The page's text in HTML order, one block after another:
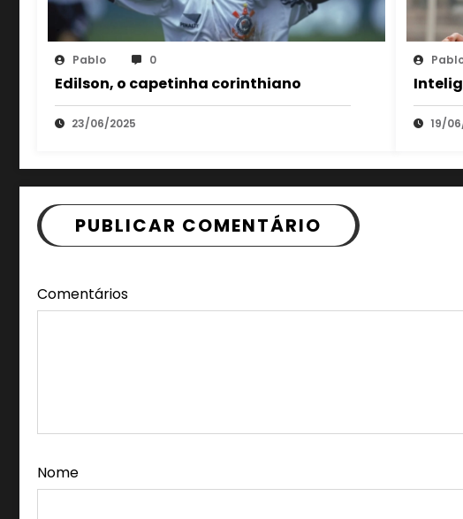
Pablo 0
Edilson, o capetinha corinthiano
23/06/2025 19/
PUBLICAR COMENTÁRIO
Comentários
Nome